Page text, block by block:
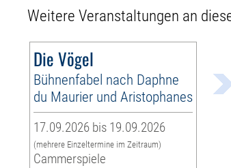
Weitere Veranstaltungen an
Die Vögel
Bühnenfabel nach Daphne
du Maurier und Aristophanes
17.09.2026 bis 19.09.2026
(mehrere Einzeltermine im Zeitraum)
Cammerspiele